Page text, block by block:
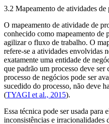
3.2 Mapeamento de atividades de
O mapeamento de atividade de
conhecido como mapeamento de
agilizar o fluxo de trabalho. O
refere-se a atividades envolvidas
exatamente uma entidade de
que padrão um processo deve
processo de negócios pode ser
sucedido do processo, não deve
(TYAGI et al., 2015).
Essa técnica pode ser usada para
inconsistências e